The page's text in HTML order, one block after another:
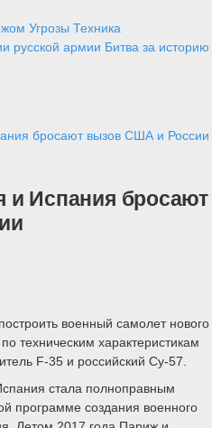
Угрозы Техника
русской армии Битва за историю
бросают вызов США и России
и Испания бросают
военный самолет нового
техническим характеристикам
F-35 и российский Су-57.
стала полноправным
программе создания военного